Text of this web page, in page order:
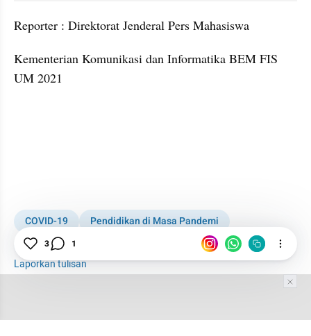
Reporter : Direktorat Jenderal Pers Mahasiswa
Kementerian Komunikasi dan Informatika BEM FIS
UM 2021
COVID-19
Pendidikan di Masa Pandemi
Mahasiswa
Laporkan tulisan
3 1